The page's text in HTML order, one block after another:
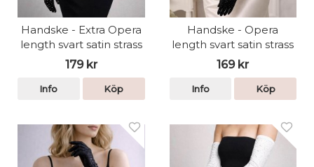
Handske - Extra Opera
length svart satin strass
179 kr
Info Köp
Handske - Opera
length svart satin strass
169 kr
Info Köp